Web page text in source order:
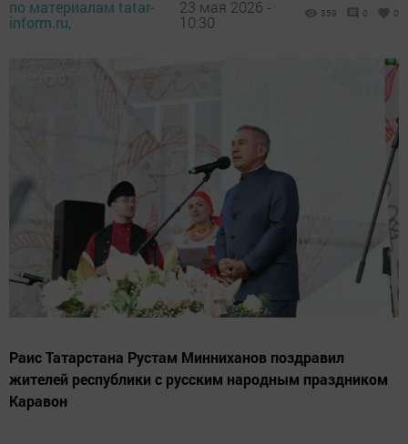
по материалам tatar-
inform.ru,
23 мая 2026 -
10:30
359 0 0
Раис Татарстана Рустам Минниханов поздравил
жителей республики с русским народным праздником
Каравон